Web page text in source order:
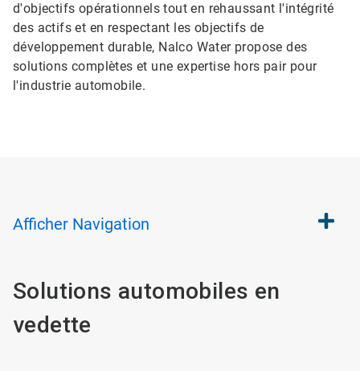
d'objectifs opérationnels tout en rehaussant l'intégrité
des actifs et en respectant les objectifs de
développement durable, Nalco Water propose des
solutions complètes et une expertise hors pair pour
l'industrie automobile.
Afficher Navigation
Solutions automobiles en
vedette